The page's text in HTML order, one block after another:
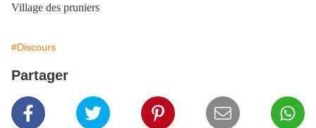
Village des pruniers
#Discours
Partager